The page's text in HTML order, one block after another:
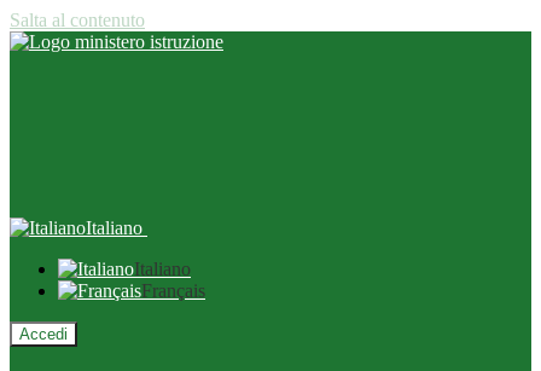
Salta al contenuto
Italiano
Italiano
Français
Accedi